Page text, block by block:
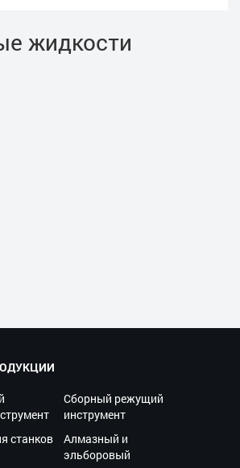
жидкости
Сборный режущий
инструмент
станков
Алмазный и
эльборовый